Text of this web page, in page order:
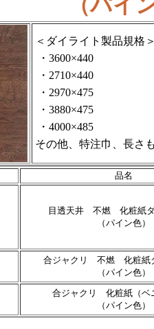
＜ダイライト製品規格
・3600×440
・2710×440
・2970×475
・3880×475
・4000×485
その他、特注巾、長さ
品名
目透天井 不燃 化粧紙
（パイン色）
合ジャクリ 不燃 化粧紙
（パイン色）
合ジャクリ 化粧紙（ベ
（パイン色）